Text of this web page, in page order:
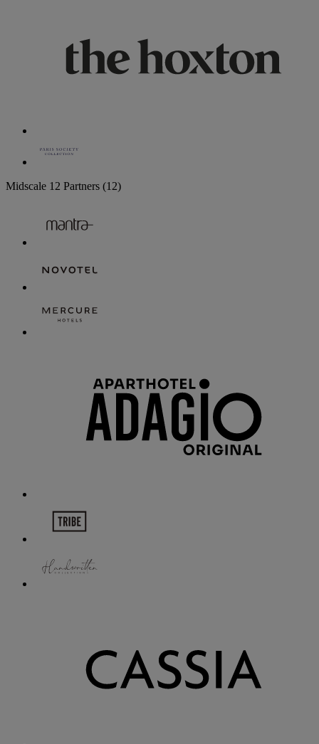
Midscale 12 Partners (12)